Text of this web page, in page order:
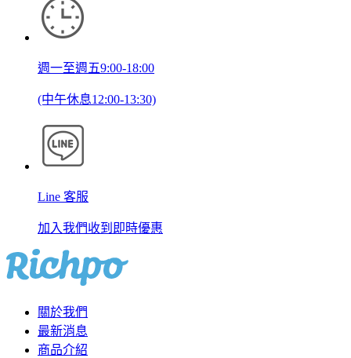
週一至週五9:00-18:00
(中午休息12:00-13:30)
Line 客服
加入我們收到即時優惠
關於我們
最新消息
商品介紹